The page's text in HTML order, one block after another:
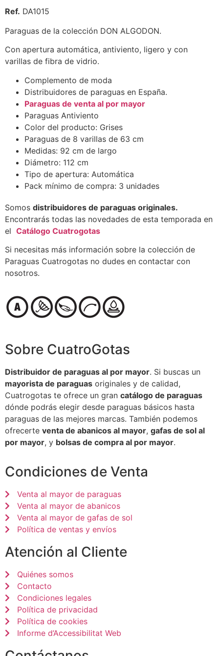
Ref. DA1015
Paraguas de la colección DON ALGODON.
Con apertura automática, antiviento, ligero y con
varillas de fibra de vidrio.
Complemento de moda
Distribuidores de paraguas en España.
Paraguas de venta al por mayor
Paraguas Antiviento
Color del producto: Grises
Paraguas de 8 varillas de 63 cm
Medidas: 92 cm de largo
Diámetro: 112 cm
Tipo de apertura: Automática
Pack mínimo de compra: 3 unidades
Somos distribuidores de paraguas originales.
Encontrarás todas las novedades de esta temporada en
el Catálogo Cuatrogotas
Si necesitas más información sobre la colección de
Paraguas Cuatrogotas no dudes en contactar con
nosotros.
Sobre CuatroGotas
Distribuidor de paraguas al por mayor. Si buscas un
mayorista de paraguas originales y de calidad,
Cuatrogotas te ofrece un gran catálogo de paraguas
dónde podrás elegir desde paraguas básicos hasta
paraguas de las mejores marcas. También podemos
ofrecerte venta de abanicos al mayor, gafas de sol al
por mayor, y bolsas de compra al por mayor.
Condiciones de Venta
Venta al mayor de paraguas
Venta al mayor de abanicos
Venta al mayor de gafas de sol
Política de ventas y envíos
Atención al Cliente
Quiénes somos
Contacto
Condiciones legales
Política de privacidad
Política de cookies
Informe d’Accessibilitat Web